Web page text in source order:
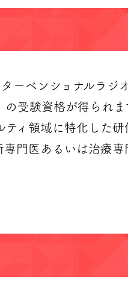
ーベンショナルラジ
受験資格が得られま
ィ領域に特化した研
門医あるいは治療